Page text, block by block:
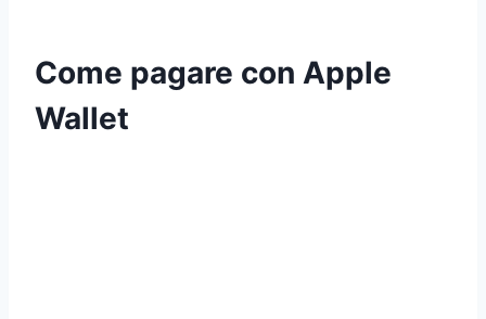
Come pagare con Apple
Wallet